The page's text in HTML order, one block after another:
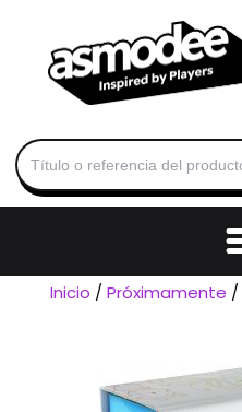
Buscar:
Inicio /Próximamente /